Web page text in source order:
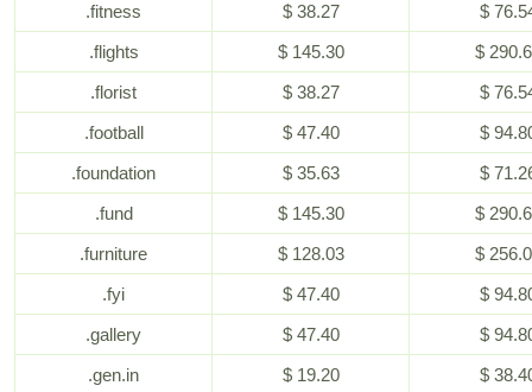
.fitness
$ 38.27
$
.flights
$ 145.30
$
.florist
$ 38.27
$
.football
$ 47.40
$
.foundation
$ 35.63
$
.fund
$ 145.30
$
.furniture
$ 128.03
$
.fyi
$ 47.40
$
.gallery
$ 47.40
$
.gen.in
$ 19.20 $